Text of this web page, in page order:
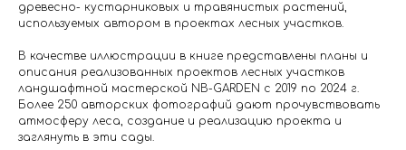
древесно- кустарниковых и травянистых растений,
используемых автором в проектах лесных участков.
В качестве иллюстрации в книге представлены планы и
описания реализованных проектов лесных участков
ландшафтной мастерской NB-GARDEN с 2019 по 2024 г.
Более 250 авторских фотографий дают прочувствовать
атмосферу леса, создание и реализацию проекта и
заглянуть в эти сады.